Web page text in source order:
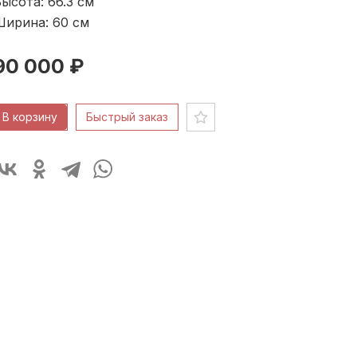
60 см
000 ₽
В корзину Быстрый заказ